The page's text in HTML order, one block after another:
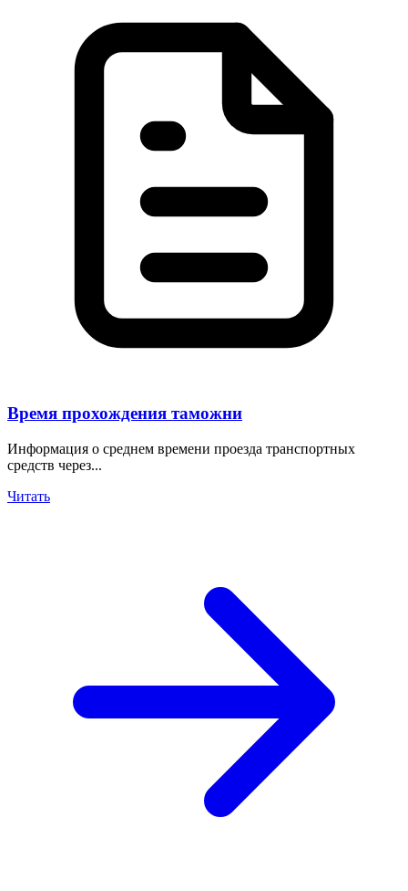
Время прохождения таможни
Информация о среднем времени проезда транспортных
средств через...
Читать